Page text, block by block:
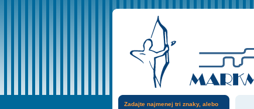
Zadajte najmenej tri znaky, alebo